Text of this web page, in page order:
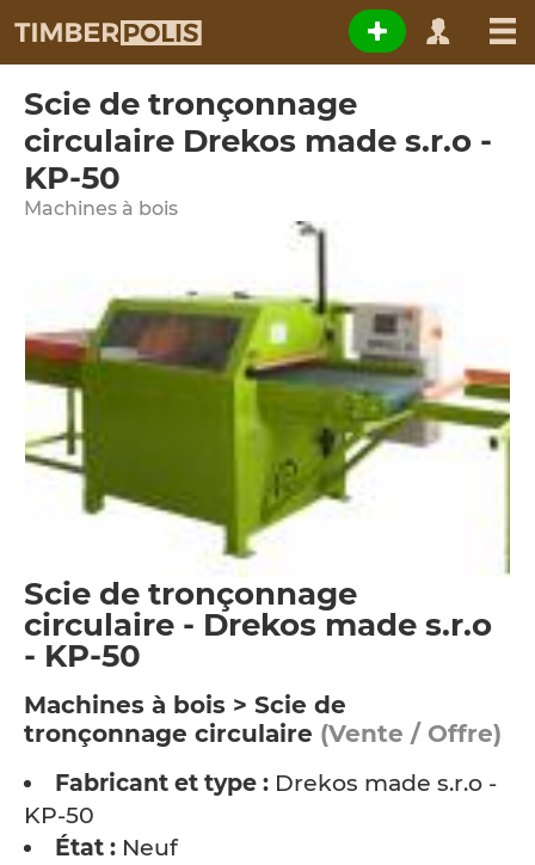
Scie de tronçonnage
circulaire Drekos made s.r.o -
KP-50
Machines à bois
Scie de tronçonnage
circulaire - Drekos made s.r.o
- KP-50
Machines à bois > Scie de
tronçonnage circulaire (Vente / Offre)
Fabricant et type : Drekos made s.r.o -
KP-50
État : Neuf